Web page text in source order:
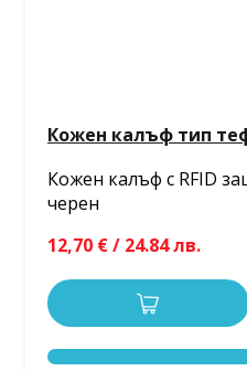
Кожен калъф тип
Кожен калъф с RFID
черен
12,70 € / 24.84 лв.